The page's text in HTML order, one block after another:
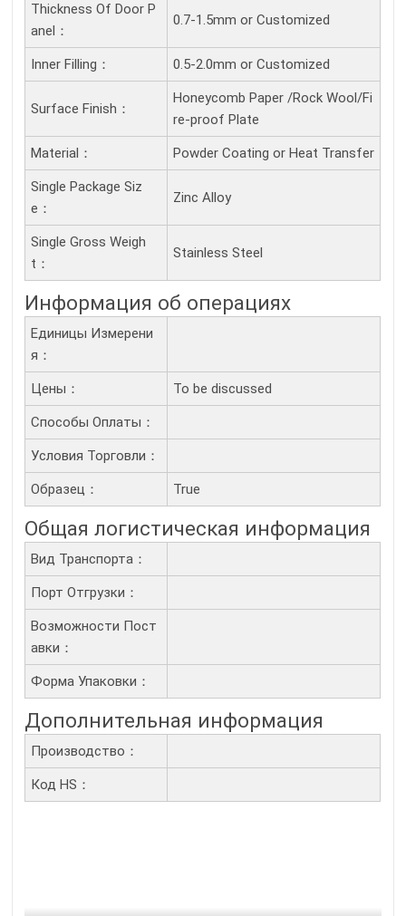
Thickness Of Door P
Anel：
0.7-1.5mm or Customized
Inner Filling： 0.5-2.0mm or Customized
Surface Finish：
Honeycomb Paper /Rock Wool/Fi
re-proof Plate
Material： Powder Coating or Heat Transfer
Single Package Siz
E：
Zinc Alloy
Single Gross Weigh
T：
Stainless Steel
Информация об операциях
Единицы Измерени
Я：
Цены： To be discussed
Способы Оплаты：
Условия Торговли：
Образец： True
Общая логистическая информация
Вид Транспорта：
Порт Отгрузки：
Возможности Пост
Авки：
Форма Упаковки：
Дополнительная информация
Производство：
Код HS：